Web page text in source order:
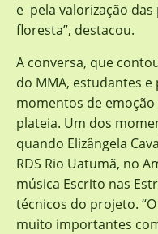
e pela valorização das
floresta”, destacou.
A conversa, que
do MMA, estudantes
momentos de
plateia. Um dos
quando Elizângela
RDS Rio Uatumã, no
música Escrito nas
técnicos do projeto.
muito importantes